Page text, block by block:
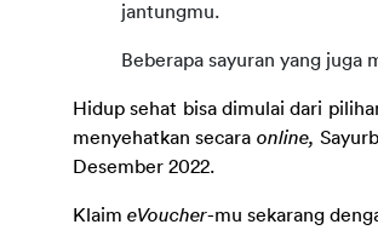
jantungmu.
Beberapa sayuran yang
Hidup sehat bisa dimulai dari
menyehatkan secara online,
Desember 2022.
Klaim eVoucher-mu sekarang